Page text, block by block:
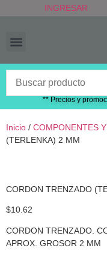
INGRESAR
** Precios y
Inicio / COMPONENTES
(TERLENKA) 2 MM
CORDON TRENZADO
$10.62
CORDON TRENZADO.
APROX. GROSOR 2 MM